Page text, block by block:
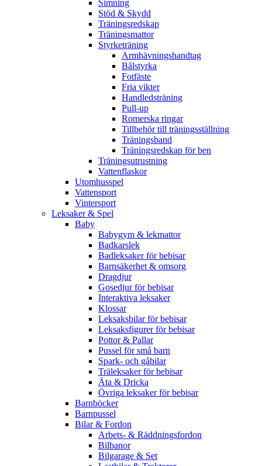
Simning
Stöd & Skydd
Träningsredskap
Träningsmattor
Styrketräning
Armhävningshandtag
Bålstyrka
Fotfäste
Fria vikter
Handledsträning
Pull-up
Romerska ringar
Tillbehör till träningsställning
Träningsband
Träningsredskap för ben
Träningsutrustning
Vattenflaskor
Utomhusspel
Vattensport
Vintersport
Leksaker & Spel
Baby
Babygym & lekmattor
Badkarslek
Badleksaker för bebisar
Barnsäkerhet & omsorg
Dragdjur
Gosedjur för bebisar
Interaktiva leksaker
Klossar
Leksaksbilar för bebisar
Leksaksfigurer för bebisar
Pottor & Pallar
Pussel för små barn
Spark- och gåbilar
Träleksaker för bebisar
Äta & Dricka
Övriga leksaker för bebisar
Barnböcker
Barnpussel
Bilar & Fordon
Arbets- & Räddningsfordon
Bilbanor
Bilgarage & Set